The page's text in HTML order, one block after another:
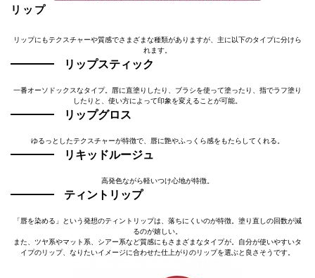
リップ
リップにもテクスチャーや質感でさまざまな種類がありますが、主に以下のタイプに分けら
れます。
リップスティック
一番オーソドックスなタイプ。唇に直塗りしたり、ブラシを使って塗ったり、指でラフ塗り
したりと、使い方によって印象を変えることが可能。
リップグロス
ゆるっとしたテクスチャーが特徴で、唇に艶やふっくら感をもたらしてくれる。
リキッドルージュ
高発色ながら軽いつけ心地が特徴。
ティントリップ
「唇を染める」という発想のティントリップは、落ちにくいのが特徴。塗り直しの回数が減
るのが嬉しい。
また、ツヤ系やマット系、シアー系など質感にもさまざまなタイプが。自分が使いやすいタ
イプのリップ、なりたいイメージに合わせた仕上がりのリップを選ぶと良さそうです。